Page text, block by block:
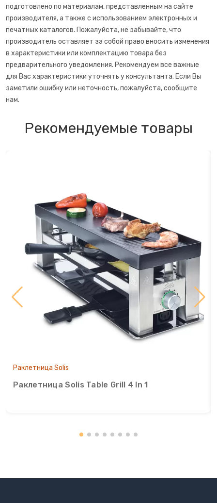
подготовлено по материалам, представленным на сайте
производителя, а также с использованием электронных и
печатных каталогов. Пожалуйста, не забывайте, что
производитель оставляет за собой право вносить изменения
в характеристики или комплектацию товара без
предварительного уведомления. Рекомендуем все важные
для Вас характеристики уточнять у консультанта. Если Вы
заметили ошибку или неточность, пожалуйста, сообщите
нам.
Рекомендуемые товары
Раклетница Solis
Раклетница Solis Table Grill 4 In 1
Соковарка
Соковыжималки
Су-вид
Сушилки для фруктов
Фритюрницы
Хлебопечки
Чайный автомат
Шоколадные фонтаны
Электрогриль